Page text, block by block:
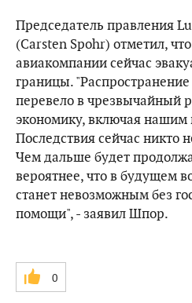
Председатель правления
(Carsten Spohr) отметил,
авиакомпании сейчас
границы.
перевело в чрезвычайный
экономику, включая
Последствия сейчас никто
Чем дальше будет
вероятнее, что в будущем
станет невозможным без
помощи", - заявил Шпор.
0